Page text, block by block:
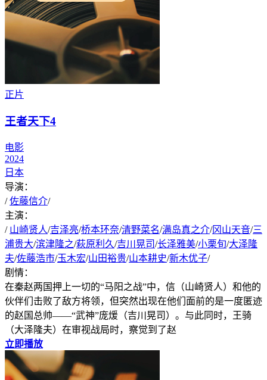
正片
王者天下4
电影
2024
日本
导演：
/ 佐藤信介/
主演：
/ 山崎贤人/吉泽亮/桥本环奈/清野菜名/满岛真之介/冈山天音/三
浦贵大/滨津隆之/萩原利久/吉川晃司/长泽雅美/小栗旬/大泽隆
夫/佐藤浩市/玉木宏/山田裕贵/山本耕史/新木优子/
剧情：
在秦赵两国押上一切的“马阳之战”中，信（山崎贤人）和他的
伙伴们击败了敌方将领，但突然出现在他们面前的是一度匿迹
的赵国总帅——“武神”庞煖（吉川晃司）。与此同时，王骑
（大泽隆夫）在审视战局时，察觉到了赵
立即播放